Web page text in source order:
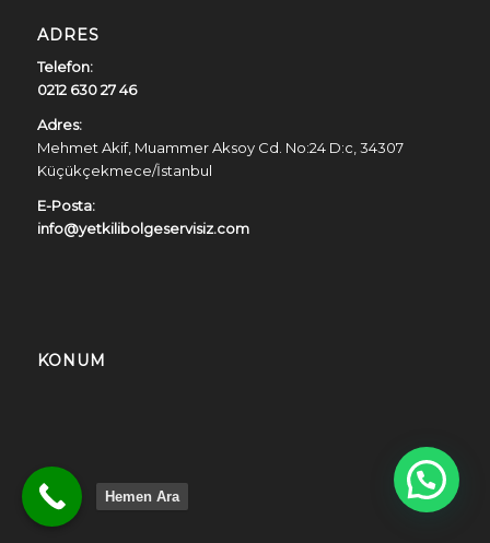
ADRES
Telefon:
0212 630 27 46
Adres:
Mehmet Akif, Muammer Aksoy Cd. No:24 D:c, 34307
Küçükçekmece/İstanbul
E-Posta:
info@yetkilibolgeservisiz.com
KONUM
Hemen Ara